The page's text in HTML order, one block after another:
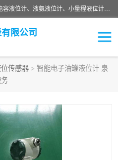
河南福瑞德仪表有限公司是生产销售电容液位计、液氨液位计、小量程液位计定制、智能锅炉水位计、液氮液位计等；并在产品开发、研制的过程中，吸取国内外仪器仪表的技术精华，建立了一支高、精、尖的科研开发队伍，使产品性能不断升级。
限公司
位传感器 > 智能电子油罐液位计 泉
流量传感器
液氮液位计